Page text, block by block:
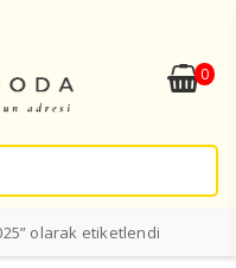
0
olarak etiketlendi